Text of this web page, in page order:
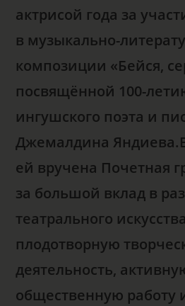
актрисой года за
в музыкально-
композиции «Бейся,
посвящённой 100-
ингушского поэта и
Джемалдина
ей вручена Почетная
за большой вклад в
театрального
плодотворную
деятельность,
общественную работу